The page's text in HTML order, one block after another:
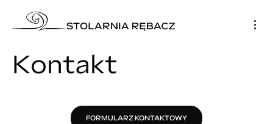
Kontakt
FORMULARZ KONTAKTOWY